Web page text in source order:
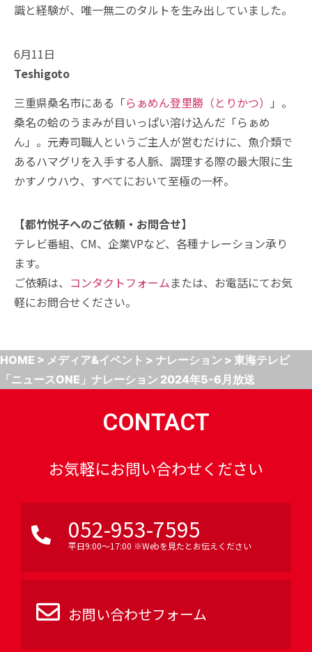
識と経験が、唯一無二のタルトを生み出していました。
6月11日
Teshigoto
三重県桑名市にある「らぁめん登里勝（とりかつ）
」。
桑名の蛤のうまみが目いっぱい溶け込んだ「らぁめ
ん」。元寿司職人というご主人が営むだけに、魚介類で
あるハマグリを入手する人脈、調理する際の最大限に生
かすノウハウ、すべてにおいて至極の一杯。
【都竹悦子へのご依頼・お問合せ】
テレビ番組、CM、企業VPなど、各種ナレーション承り
ます。
ご依頼は、 コンタクトフォームまたは、お電話にてお気
軽にお問合せください。
HOME > メディア&イベント > ナレーション > 東海テレビ
「ニュースONE」ナレーション 2024年5-6月放送
CONTACT
お気軽にお問い合わせください
052-953-7595
平日9:00〜17:00 ※Webを見たとお伝えください
お問い合わせフォーム